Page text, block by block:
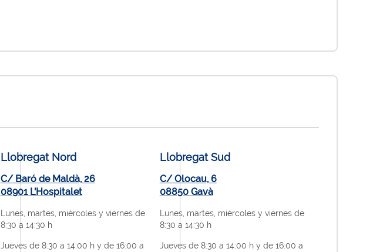
Llobregat Nord
C/ Baró de Maldà, 26
08901 L'Hospitalet
Lunes, martes, miércoles y viernes de
8:30 a 14:30 h
Jueves de 8:30 a 14:00 h y de 16:00 a
Llobregat Sud
C/ Olocau, 6
08850 Gavà
Lunes, martes, miércoles y viernes de
8:30 a 14:30 h
Jueves de 8:30 a 14:00 h y de 16:00 a